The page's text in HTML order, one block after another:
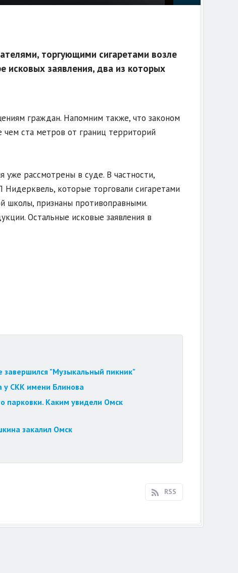
торгующими сигаретами возле
исковых заявления, два из которых
граждан. Напомним также, что законом
чем ста метров от границ территорий
уже рассмотрены в суде. В частности,
которые торговали сигаретами
школы, признаны противоправными.
Остальные исковые заявления в
"Музыкальный пикник"
у СКК имени Блинова
парковки. Каким увидели Омск
закалил Омск
RSS